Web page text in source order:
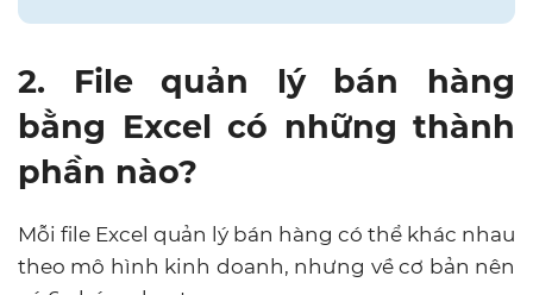
2. File quản lý bán hàng
bằng Excel có những thành
phần nào?
Mỗi file Excel quản lý bán hàng có thể khác nhau
theo mô hình kinh doanh, nhưng về cơ bản nên